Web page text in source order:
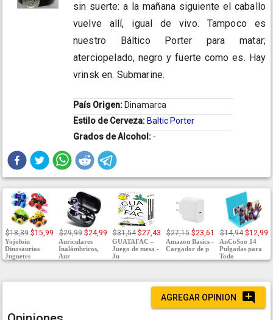
sin suerte: a la mañana siguiente el caballo
vuelve allí, igual de vivo. Tampoco es
nuestro Báltico Porter para matar;
aterciopelado, negro y fuerte como es. Hay
vrinsk en. Submarine.
País Origen: Dinamarca
Estilo de Cerveza: Baltic Porter
Grados de Alcohol: -
$18,39 $15,99
Yojoloin
Dinosaurios
Juguetes
$29,99 $24,99
Auriculares
Inalámbricos,
Aur
$31,54 $27,43
GUATAFAC –
Juego de mesa -
Ju
$27,15 $23,61
Amazon Basics -
Cargador de p
$14,94 $12,99
AnCoSoo 14
Pulgadas para
Todo
AGREGAR OPINION